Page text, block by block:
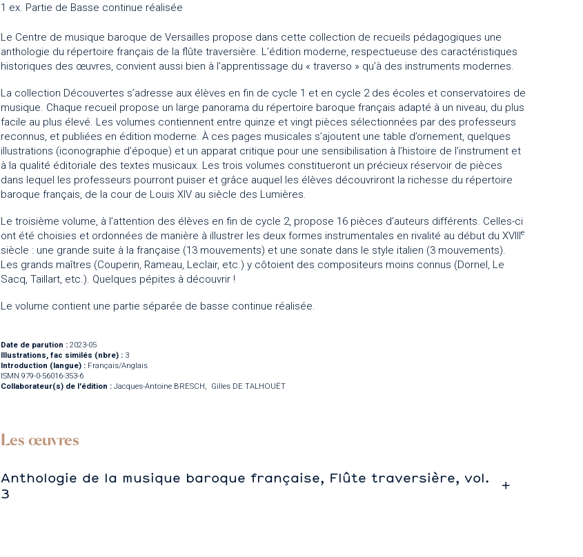
1 ex. Partie de Basse continue réalisée
Le Centre de musique baroque de Versailles propose dans cette collection de recueils pédagogiques une
anthologie du répertoire français de la flûte traversière. L’édition moderne, respectueuse des caractéristiques
historiques des œuvres, convient aussi bien à l’apprentissage du « traverso » qu’à des instruments modernes.
La collection Découvertes s’adresse aux élèves en fin de cycle 1 et en cycle 2 des écoles et conservatoires de
musique. Chaque recueil propose un large panorama du répertoire baroque français adapté à un niveau, du plus
facile au plus élevé. Les volumes contiennent entre quinze et vingt pièces sélectionnées par des professeurs
reconnus, et publiées en édition moderne. À ces pages musicales s’ajoutent une table d’ornement, quelques
illustrations (iconographie d’époque) et un apparat critique pour une sensibilisation à l’histoire de l’instrument et
à la qualité éditoriale des textes musicaux. Les trois volumes constitueront un précieux réservoir de pièces
dans lequel les professeurs pourront puiser et grâce auquel les élèves découvriront la richesse du répertoire
baroque français, de la cour de Louis XIV au siècle des Lumières.
Le troisième volume, à l’attention des élèves en fin de cycle 2, propose 16 pièces d’auteurs différents. Celles-ci
ont été choisies et ordonnées de manière à illustrer les deux formes instrumentales en rivalité au début du XVIIIe
siècle : une grande suite à la française (13 mouvements) et une sonate dans le style italien (3 mouvements).
Les grands maîtres (Couperin, Rameau, Leclair, etc.) y côtoient des compositeurs moins connus (Dornel, Le
Sacq, Taillart, etc.). Quelques pépites à découvrir !
Le volume contient une partie séparée de basse continue réalisée.
Date de parution : 2023-05
Illustrations, fac similés (nbre) : 3
Introduction (langue) : Français/Anglais
ISMN 979-0-56016-353-6
Collaborateur(s) de l'édition : Jacques-Antoine BRESCH Gilles DE TALHOUËT
Les œuvres
Anthologie de la musique baroque française, Flûte traversière, vol.
3